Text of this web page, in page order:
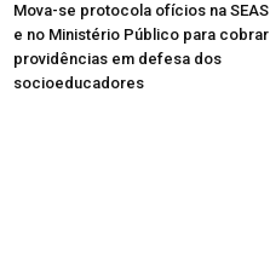
Mova-se protocola ofícios na SEAS
e no Ministério Público para cobrar
providências em defesa dos
socioeducadores